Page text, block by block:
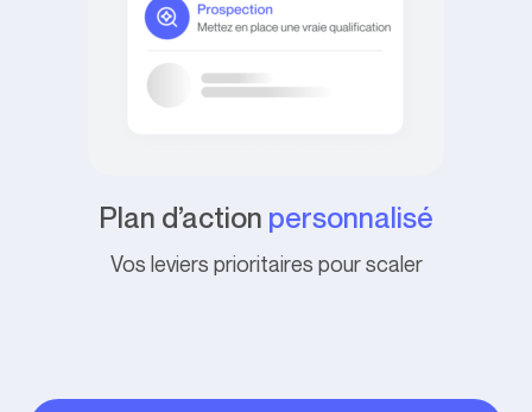
Plan d’action personnalisé
Vos leviers prioritaires pour scaler